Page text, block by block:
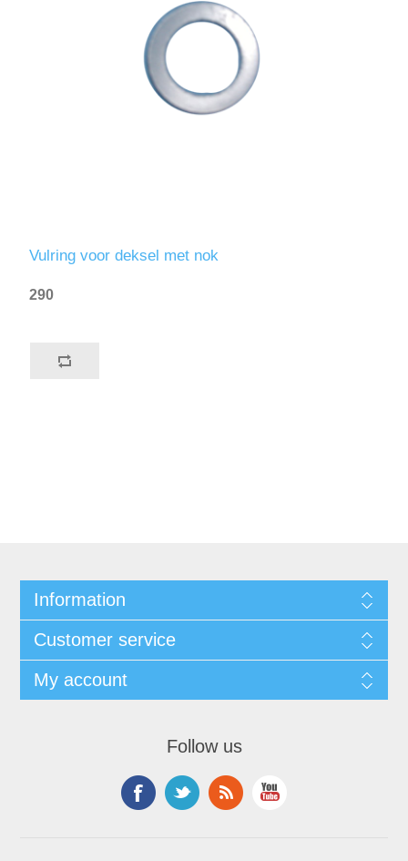
Vulring voor deksel met nok
290
Information
Customer service
My account
Follow us